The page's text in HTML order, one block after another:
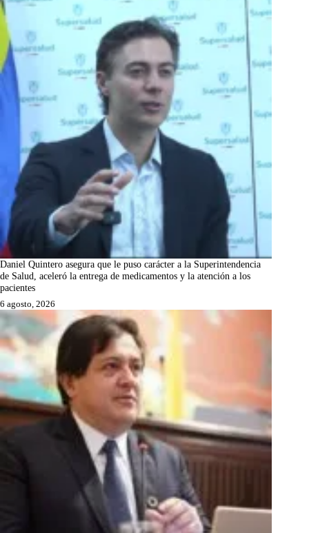
Daniel Quintero asegura que le puso carácter a la Superintendencia
de Salud, aceleró la entrega de medicamentos y la atención a los
pacientes
6 agosto, 2026